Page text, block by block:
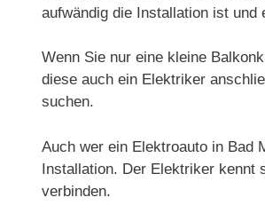
aufwändig die Installation ist und
Wenn Sie nur eine kleine
diese auch ein Elektriker
suchen.
Auch wer ein Elektroauto in Bad
Installation. Der Elektriker kennt
verbinden.